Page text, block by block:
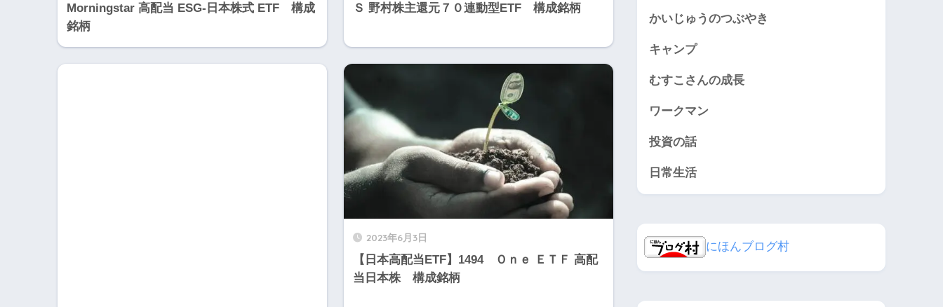
Morningstar 高配当 ESG-日本株式 ETF 構成
銘柄
Ｓ 野村株主還元７０連動型ETF 構成銘柄
2023年6月3日
【日本高配当ETF】1494 Ｏｎｅ ＥＴＦ 高配
当日本株 構成銘柄
かいじゅうのつぶやき
キャンプ
むすこさんの成長
ワークマン
投資の話
日常生活
にほんブログ村